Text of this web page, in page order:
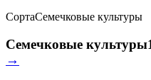
СортаСемечковые культуры
Семечковые культуры
→